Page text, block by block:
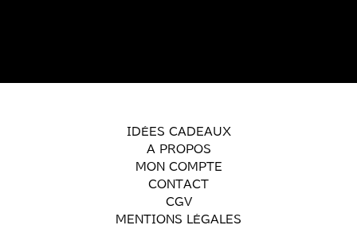
IDÉES CADEAUX
A PROPOS
MON COMPTE
CONTACT
CGV
MENTIONS LÉGALES